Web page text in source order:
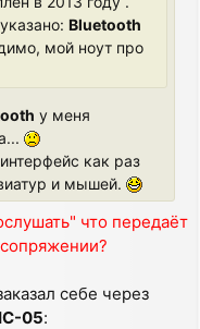
Bluetooth
мой ноут про
у меня
как раз
и мышей.
что передаёт
себе через
05: